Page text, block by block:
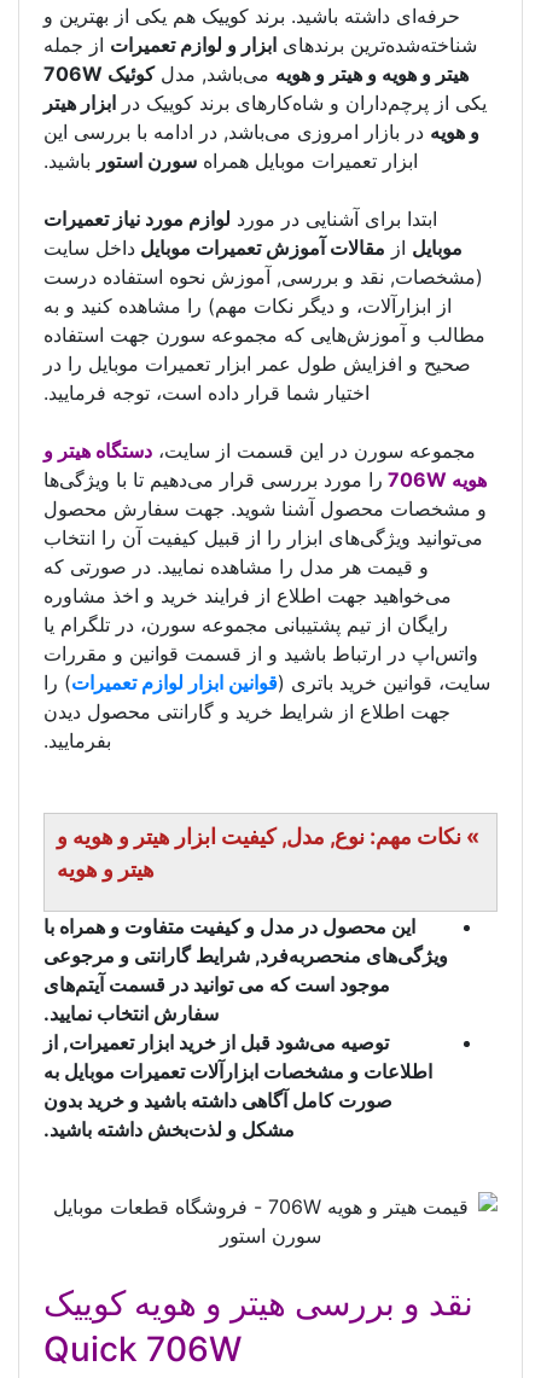
حرفه‌ای داشته باشید. برند کوییک هم یکی از بهترین و
شناخته‌‌شده‌‌ترین برند‌های ابزار و لوازم تعمیرات از جمله
هیتر و هویه و هیتر و هویه می‌باشد, مدلکوئیک 706W
یکی از پرچم‌داران و شاه‌کارهای برند کوییک در ابزار هیتر
و هویه در بازار امروزی می‌باشد, در ادامه با بررسی این
ابزار تعمیرات موبایل همراه سورن استور باشید.
ابتدا برای آشنایی در مورد لوازم مورد نیاز تعمیرات
موبایل از مقالات آموزش تعمیرات موبایل داخل سایت
(مشخصات, نقد و بررسی, آموزش نحوه استفاده درست
از ابزارآلات، و دیگر نکات مهم) را مشاهده کنید و به
مطالب و آموزش‌هایی که مجموعه سورن جهت استفاده
صحیح و افزایش طول عمر ابزار تعمیرات موبایل را در
اختیار شما قرار داده است، توجه فرمایید.
مجموعه سورن در این قسمت از سایت، دستگاه هیتر و
هویه 706W
را مورد بررسی قرار می‌دهیم تا با ویژگی‌ها
و مشخصات محصول آشنا شوید. جهت سفارش محصول
می‌توانید ویژگی‌های ابزار را از قبیل کیفیت آن را انتخاب
و قیمت هر مدل را مشاهده نمایید. در صورتی که
می‌خواهید جهت اطلاع از فرایند خرید و اخذ مشاوره
رایگان از تیم پشتیبانی مجموعه سورن، در تلگرام یا
واتس‌اپ در ارتباط باشید و از قسمت قوانین و مقررات
سایت، قوانین خرید باتری (قوانین ابزار لوازم تعمیرات) را
جهت اطلاع از شرایط خرید و گارانتی محصول دیدن
بفرمایید.
» نکات مهم: نوع, مدل, کیفیت ابزار هیتر و هویه و
هیتر و هویه
این محصول در مدل و کیفیت متفاوت و همراه با
ویژگی‌های منحصر‌به‌فرد, شرایط گارانتی و مرجوعی
موجود است که می توانید در قسمت آیتم‌های
سفارش انتخاب نمایید.
توصیه می‌شود قبل از خرید ابزار تعمیرات, از
اطلاعات و مشخصات ابزارآلات تعمیرات موبایل به
صورت کامل آگاهی داشته باشید و خرید بدون
مشکل و لذت‌بخش داشته باشید.
نقد و بررسی هیتر و هویه کوییک
Quick 706W